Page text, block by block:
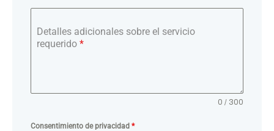
Detalles adicionales sobre el servicio
requerido *
0 / 300
Consentimiento de privacidad *